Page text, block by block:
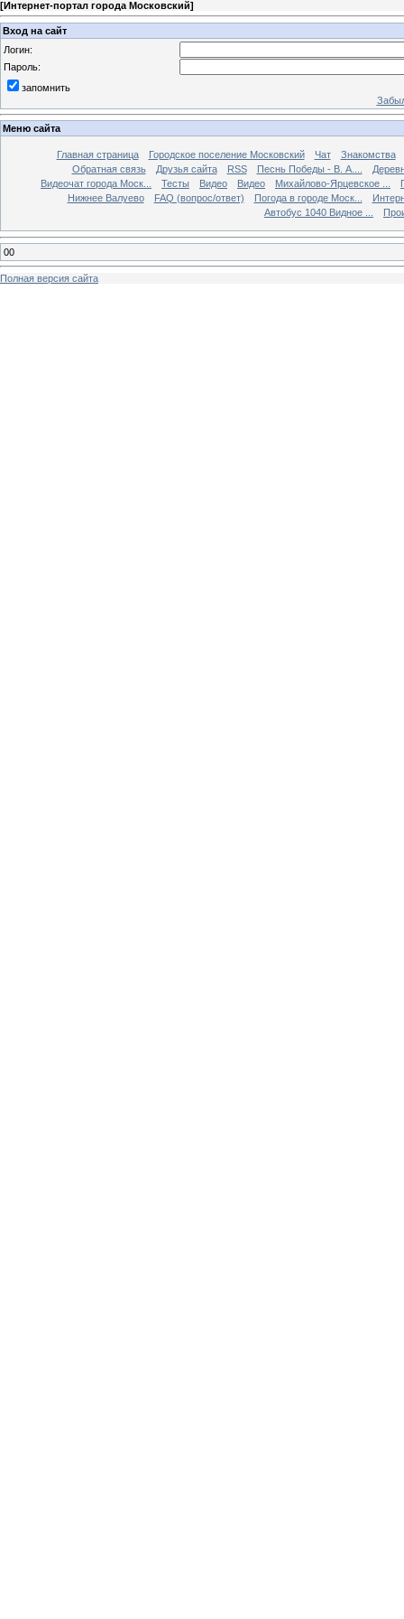
[Интернет-портал города Московский]
Вход на сайт
Логин:
Пароль:
запомнить
Меню сайта
Главная страница Городское поселение Московский Чат
Знакомства
Обратная связь
Друзья сайта RSS Песнь Победы - В. А....
Видеочат города Моск...
Тесты Видео Видео Михайлово-Ярцевское ...
Нижнее Валуево
FAQ (вопрос/ответ) Погода в городе Моск...
Автобус 1040 Видное ...
00
Полная версия сайта